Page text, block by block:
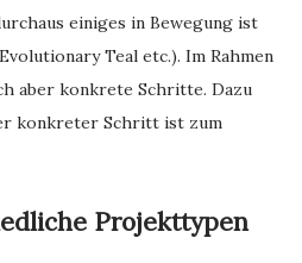
einiges in Bewegung ist
Teal etc.). Im Rahmen
aber konkrete Schritte. Dazu
konkreter Schritt ist zum
Projekttypen